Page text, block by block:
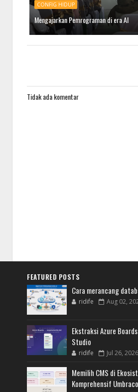
CONFIG HIDUP
Mengajarkan Pemrograman di era AI
Tidak ada komentar
FEATURED POSTS
Cara merancang
ridife Aug 02,
Ekstraksi Azure
Studio
ridife Jul 26, 2026
Memilih CMS di
Komprehensif